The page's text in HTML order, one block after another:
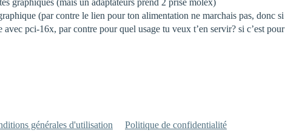
graphiques (mais un adaptateurs prend 2 prise molex)
(par contre le lien pour ton alimentation ne marchais pas, donc
avec pci-16x, par contre pour quel usage tu veux t’en servir? si c’est
générales d'utilisation Politique de confidentialité